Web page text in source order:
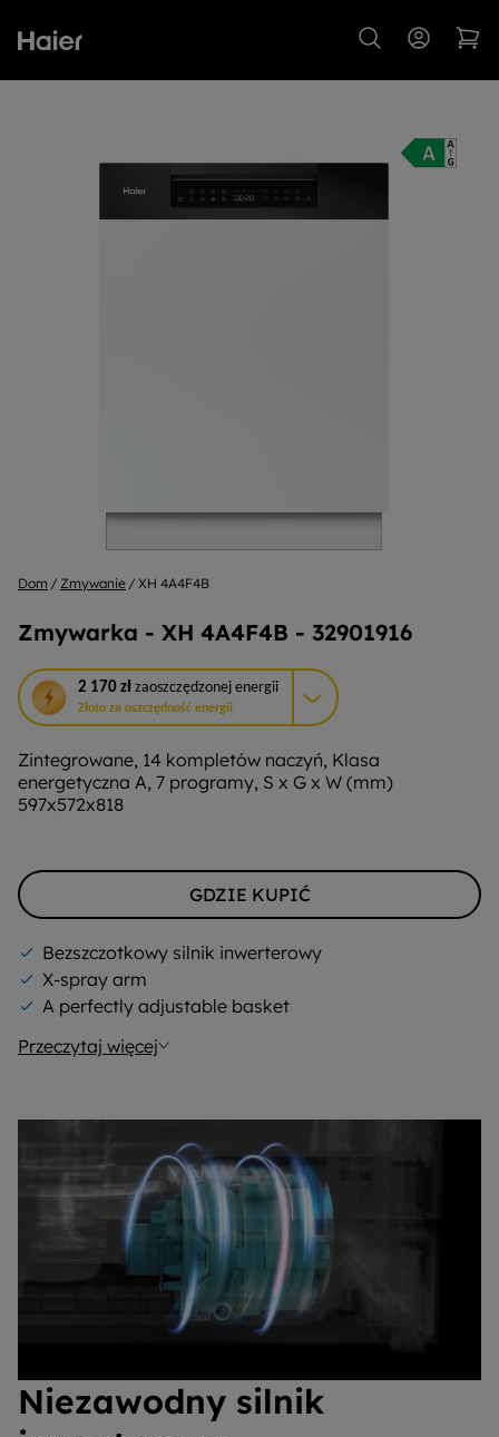
Dom Zmywanie XH 4A4F4B
Zmywarka - XH 4A4F4B - 32901916
2 170 zł zaoszczędzonej energii
Złoto za oszczędność energii
To
działanie
otworzy
narzędzie
do
oszczędzania
energii
Zintegrowane, 14 kompletów naczyń, Klasa
energetyczna A, 7 programy, S x G x W (mm)
597x572x818
GDZIE KUPIĆ
Bezszczotkowy silnik inwerterowy
X-spray arm
A perfectly adjustable basket
Przeczytaj więcej
Niezawodny silnik